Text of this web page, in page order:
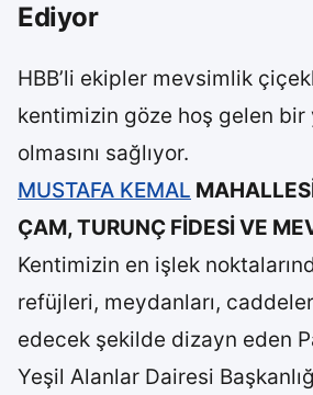
Ediyor
HBB’li ekipler mevsimlik
kentimizin göze hoş gelen bir
olmasını sağlıyor.
MUSTAFA KEMAL
ÇAM, TURUNÇ FİDESİ VE
Kentimizin en işlek
refüjleri, meydanları,
edecek şekilde dizayn eden
Yeşil Alanlar Dairesi